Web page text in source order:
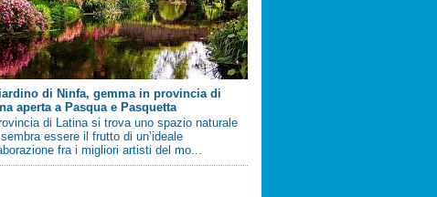
di Ninfa, gemma in provincia di
aperta a Pasqua e Pasquetta
di Latina si trova uno spazio naturale
essere il frutto di un’ideale
fra i migliori artisti del mo...